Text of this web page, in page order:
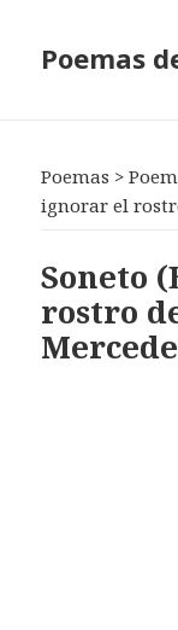
Poemas
Poemas >
ignorar el
Soneto
rostro